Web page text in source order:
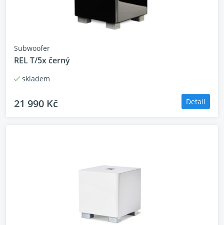
Subwoofer
REL T/5x černý
skladem
21 990 Kč Detail